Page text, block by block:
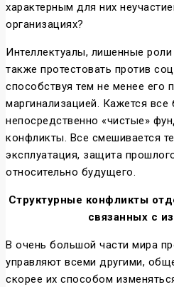
характерным для них
организациях?
Интеллектуалы, лишенные роли
также протестовать против
способствуя тем не менее
маргинализацией. Кажется
непосредственно «чистые»
конфликты. Все смешивается
эксплуатация, защита
относительно будущего.
Структурные конфликты
связанных с
В очень большой части мира
управляют всеми другими,
скорее их способом